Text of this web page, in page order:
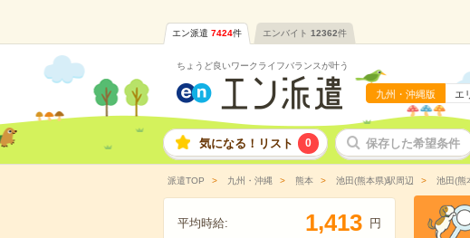
エン派遣 7424件 エンバイト 12362件
ちょうど良いワークライフバランスが叶う
九州・沖縄版 エ
気になる！リスト 0 保存した希望条件
派遣TOP 九州・沖縄 熊本 池田(熊本県)駅周辺 池田(熊
平均時給: 1,413 円